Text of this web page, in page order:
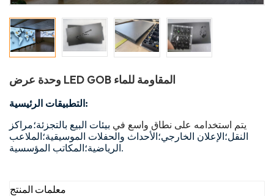
وحدة عرض LED GOB المقاومة للماء
التطبيقات الرئيسية:
يتم استخدامه على نطاق واسع في بيئات البيع بالتجزئة؛مراكز
النقل؛ الإعلان الخارجي؛ الأحداث والحفلات الموسيقية؛ الملاعب
الرياضية؛ المكاتب المؤسسية.
معلمات المنتج